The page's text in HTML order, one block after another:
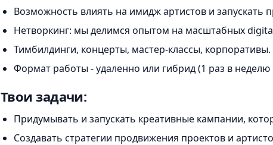
Возможность влиять на имидж артистов и запускать
Нетворкинг: мы делимся опытом на масштабных
Тимбилдинги, концерты, мастер-классы, корпоративы.
Формат работы - удаленно или гибрид (1 раз в неделю
Твои задачи:
Придумывать и запускать креативные кампании,
Создавать стратегии продвижения проектов и